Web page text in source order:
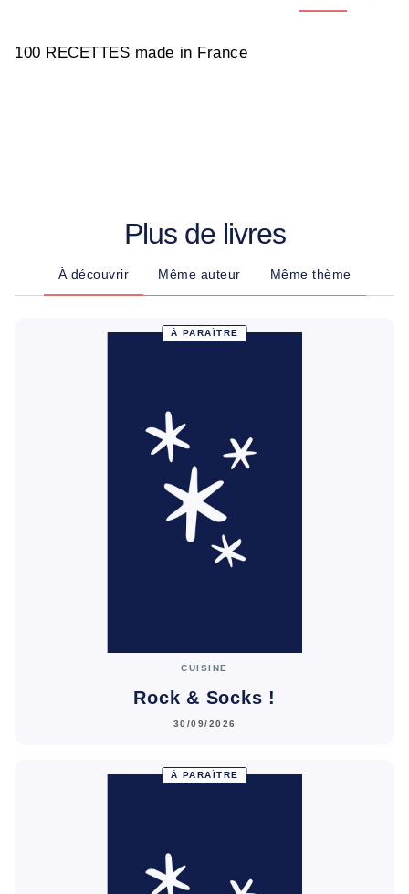
100 RECETTES made in France
Plus de livres
À découvrir Même auteur Même thème
À PARAÎTRE
CUISINE
Rock & Socks !
30/09/2026
À PARAÎTRE